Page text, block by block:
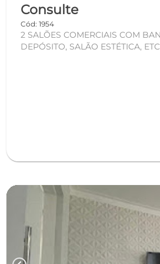
Consulte
Cód: 1954
2 SALÕES COMERCIAIS COM BANHEIRO, PERFEITO PARA ECOMMERCE, IGREJAS,
DEPÓSITO, SALÃO ESTÉTICA, ETC